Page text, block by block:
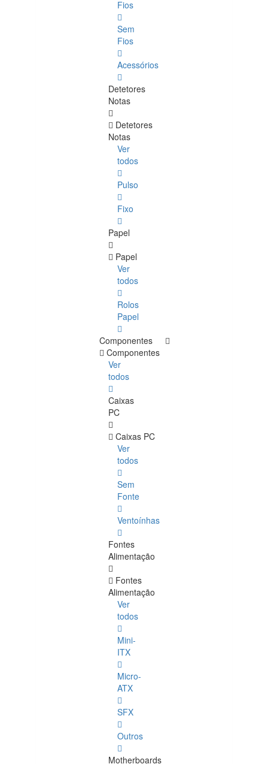
Fios
Sem
Fios
Acessórios
Detetores
Notas
Detetores
Notas
Ver
todos
Pulso
Fixo
Papel
Papel
Ver
todos
Rolos
Papel
Componentes
Componentes
Ver
todos
Caixas
PC
Caixas PC
Ver
todos
Sem
Fonte
Ventoínhas
Fontes
Alimentação
Fontes
Alimentação
Ver
todos
Mini-
ITX
Micro-
ATX
SFX
Outros
Motherboards